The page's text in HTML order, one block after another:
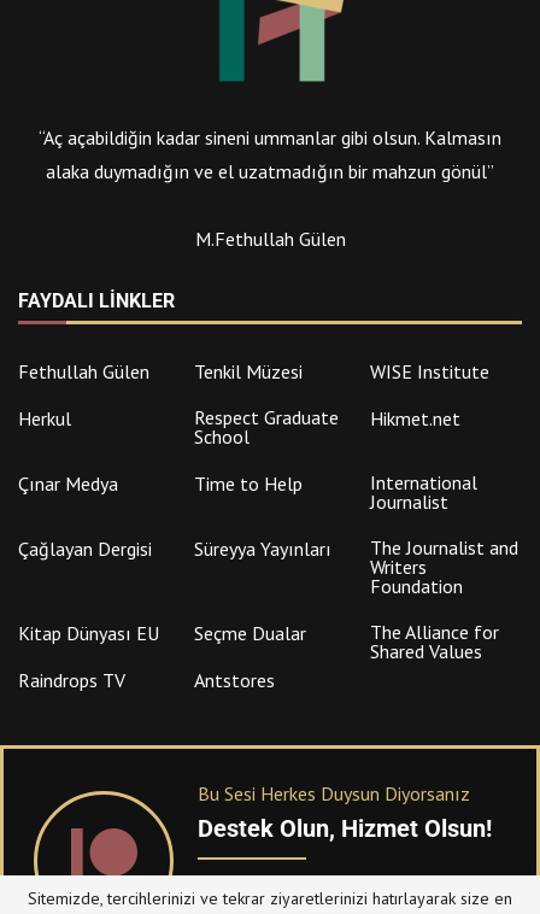
“Aç açabildiğin kadar sineni ummanlar gibi olsun. Kalmasın
alaka duymadığın ve el uzatmadığın bir mahzun gönül”
M.Fethullah Gülen
FAYDALI LINKLER
Fethullah Gülen Tenkil Müzesi
WISE Institute
Herkul
Respect Graduate
School
Hikmet.net
Çınar Medya Time to Help
International
Journalist
Çağlayan Dergisi
Süreyya Yayınları
The Journalist and
Writers
Foundation
Kitap Dünyası EU
Seçme Dualar
The Alliance for
Shared Values
Raindrops TV
Antstores
Bu Sesi Herkes Duysun Diyorsanız
Destek Olun, Hizmet Olsun!
PATREONüzerinden sitemize bağışta
Sitemizde, tercihlerinizi ve tekrar ziyaretlerinizi hatırlayarak size en